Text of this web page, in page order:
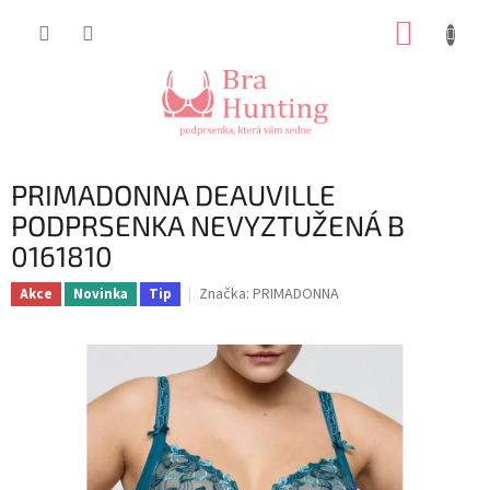
PRIMADONNA DEAUVILLE
PODPRSENKA NEVYZTUŽENÁ B
0161810
Akce Novinka Tip Značka: PRIMADONNA